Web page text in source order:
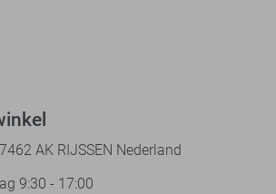
AK RIJSSEN Nederland
9:30 - 17:00